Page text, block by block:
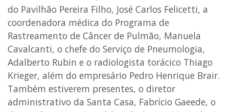
do Pavilhão Pereira Filho, José Carlos Felicetti, a
coordenadora médica do Programa de
Rastreamento de Câncer de Pulmão, Manuela
Cavalcanti, o chefe do Serviço de Pneumologia,
Adalberto Rubin e o radiologista torácico Thiago
Krieger, além do empresário Pedro Henrique Brair.
Também estiverem presentes, o diretor
administrativo da Santa Casa, Fabrício Gaeede, o